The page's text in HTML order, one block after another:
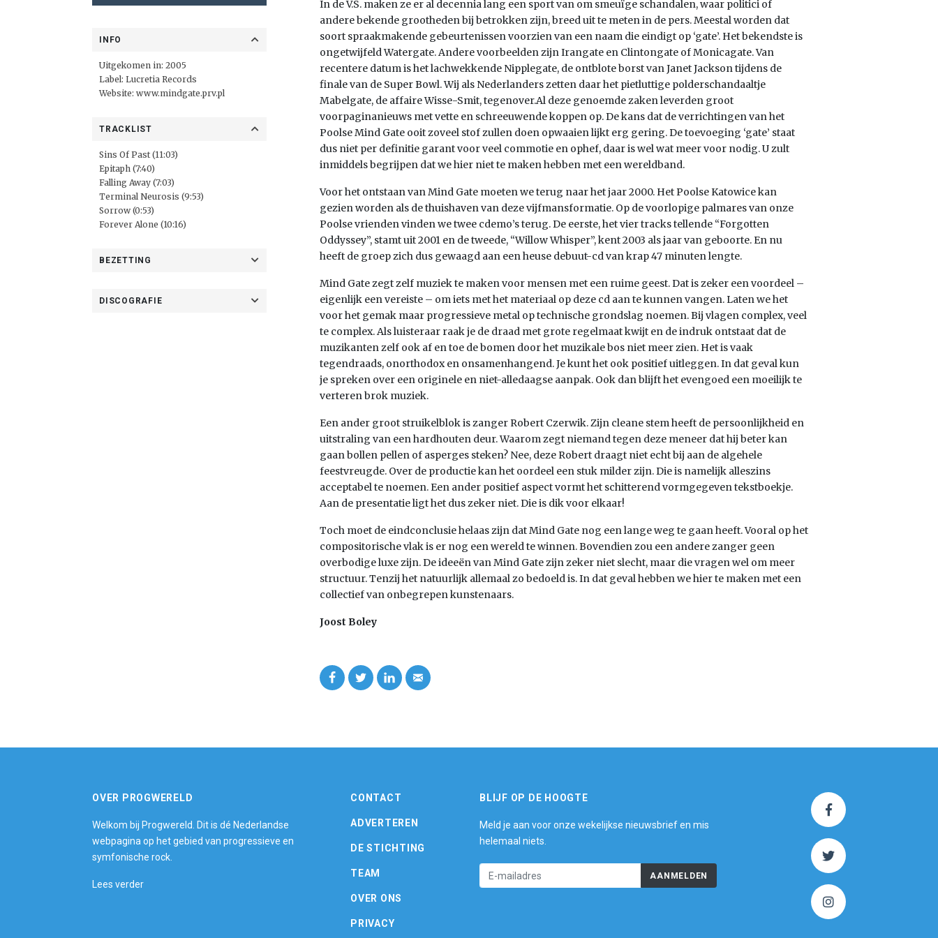
INFO
Uitgekomen in: 2005
Label: Lucretia Records
Website: www.mindgate.prv.pl
TRACKLIST
Sins Of Past (11:03)
Epitaph (7:40)
Falling Away (7:03)
Terminal Neurosis (9:53)
Sorrow (0:53)
Forever Alone (10:16)
BEZETTING
DISCOGRAFIE
In de V.S. maken ze er al decennia lang een sport van om smeuïge schandalen, waar politici of
andere bekende grootheden bij betrokken zijn, breed uit te meten in de pers. Meestal worden dat
soort spraakmakende gebeurtenissen voorzien van een naam die eindigt op ‘gate’. Het bekendste is
ongetwijfeld Watergate. Andere voorbeelden zijn Irangate en Clintongate of Monicagate. Van
recentere datum is het lachwekkende Nipplegate, de ontblote borst van Janet Jackson tijdens de
finale van de Super Bowl. Wij als Nederlanders zetten daar het pietluttige polderschandaaltje
Mabelgate, de affaire Wisse-Smit, tegenover.Al deze genoemde zaken leverden groot
voorpaginanieuws met vette en schreeuwende koppen op. De kans dat de verrichtingen van het
Poolse Mind Gate ooit zoveel stof zullen doen opwaaien lijkt erg gering. De toevoeging ‘gate’ staat
dus niet per definitie garant voor veel commotie en ophef, daar is wel wat meer voor nodig. U zult
inmiddels begrijpen dat we hier niet te maken hebben met een wereldband.
Voor het ontstaan van Mind Gate moeten we terug naar het jaar 2000. Het Poolse Katowice kan
gezien worden als de thuishaven van deze vijfmansformatie. Op de voorlopige palmares van onze
Poolse vrienden vinden we twee cdemo’s terug. De eerste, het vier tracks tellende “Forgotten
Oddyssey”, stamt uit 2001 en de tweede, “Willow Whisper”, kent 2003 als jaar van geboorte. En nu
heeft de groep zich dus gewaagd aan een heuse debuut-cd van krap 47 minuten lengte.
Mind Gate zegt zelf muziek te maken voor mensen met een ruime geest. Dat is zeker een voordeel –
eigenlijk een vereiste – om iets met het materiaal op deze cd aan te kunnen vangen. Laten we het
voor het gemak maar progressieve metal op technische grondslag noemen. Bij vlagen complex, veel
te complex. Als luisteraar raak je de draad met grote regelmaat kwijt en de indruk ontstaat dat de
muzikanten zelf ook af en toe de bomen door het muzikale bos niet meer zien. Het is vaak
tegendraads, onorthodox en onsamenhangend. Je kunt het ook positief uitleggen. In dat geval kun
je spreken over een originele en niet-alledaagse aanpak. Ook dan blijft het evengoed een moeilijk te
verteren brok muziek.
Een ander groot struikelblok is zanger Robert Czerwik. Zijn cleane stem heeft de persoonlijkheid en
uitstraling van een hardhouten deur. Waarom zegt niemand tegen deze meneer dat hij beter kan
gaan bollen pellen of asperges steken? Nee, deze Robert draagt niet echt bij aan de algehele
feestvreugde. Over de productie kan het oordeel een stuk milder zijn. Die is namelijk alleszins
acceptabel te noemen. Een ander positief aspect vormt het schitterend vormgegeven tekstboekje.
Aan de presentatie ligt het dus zeker niet. Die is dik voor elkaar!
Toch moet de eindconclusie helaas zijn dat Mind Gate nog een lange weg te gaan heeft. Vooral op het
compositorische vlak is er nog een wereld te winnen. Bovendien zou een andere zanger geen
overbodige luxe zijn. De ideeën van Mind Gate zijn zeker niet slecht, maar die vragen wel om meer
structuur. Tenzij het natuurlijk allemaal zo bedoeld is. In dat geval hebben we hier te maken met een
collectief van onbegrepen kunstenaars.
Joost Boley
OVER PROGWERELD
Welkom bij Progwereld. Dit is dé Nederlandse
webpagina op het gebied van progressieve en
symfonische rock.
Lees verder
CONTACT
ADVERTEREN
DE STICHTING
TEAM
OVER ONS
PRIVACY
BLIJF OP DE HOOGTE
Meld je aan voor onze wekelijkse nieuwsbrief en mis
helemaal niets.
AANMELDEN